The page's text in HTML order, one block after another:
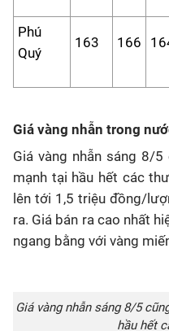
Phú
Quý
163 166
Giá vàng nhẫn trong
Giá vàng nhẫn sáng 8/
mạnh tại hầu hết các
lên tới 1,5 triệu đồng/
ra. Giá bán ra cao nhất
ngang bằng với vàng
Giá vàng nhẫn sáng 8/5
hầu hết